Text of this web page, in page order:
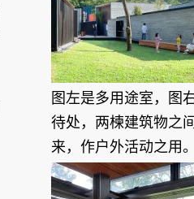
图左是多用途室，图
待处，两楝建筑物之
来，作户外活动之用。